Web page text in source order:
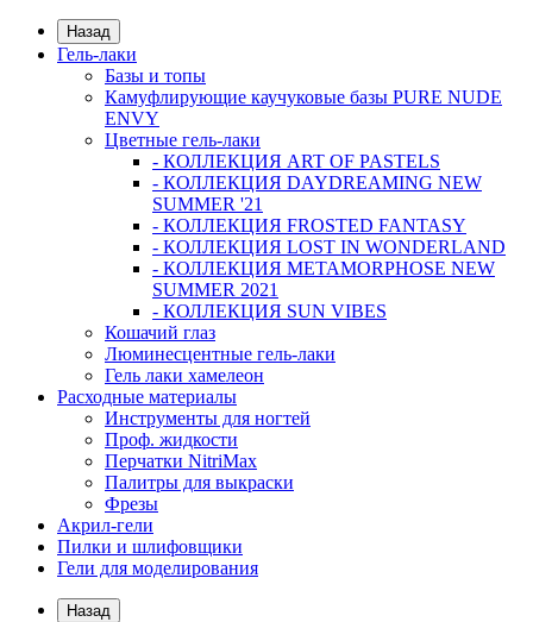
Назад
Гель-лаки
Базы и топы
Камуфлирующие каучуковые базы PURE NUDE
ENVY
Цветные гель-лаки
- КОЛЛЕКЦИЯ ART OF PASTELS
- КОЛЛЕКЦИЯ DAYDREAMING NEW
SUMMER '21
- КОЛЛЕКЦИЯ FROSTED FANTASY
- КОЛЛЕКЦИЯ LOST IN WONDERLAND
- КОЛЛЕКЦИЯ METAMORPHOSE NEW
SUMMER 2021
- КОЛЛЕКЦИЯ SUN VIBES
Кошачий глаз
Люминесцентные гель-лаки
Гель лаки хамелеон
Расходные материалы
Инструменты для ногтей
Проф. жидкости
Перчатки NitriMax
Палитры для выкраски
Фрезы
Акрил-гели
Пилки и шлифовщики
Гели для моделирования
Назад